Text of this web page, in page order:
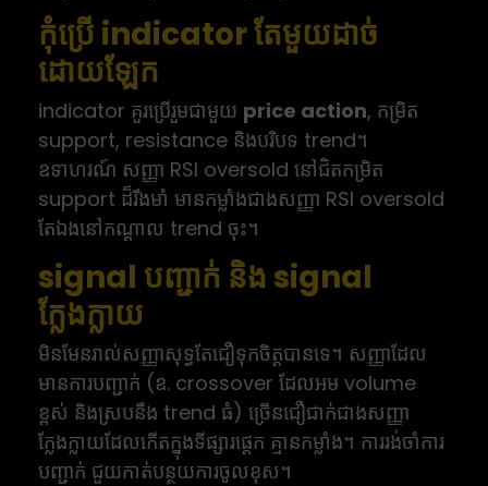
កុំប្រើ indicator តែមួយដាច់
ដោយឡែក
indicator គួរប្រើរួមជាមួយ price action, កម្រិត
support, resistance និងបរិបទ trend។
ឧទាហរណ៍ សញ្ញា RSI oversold នៅជិតកម្រិត
support ដ៏រឹងមាំ មានកម្លាំងជាងសញ្ញា RSI oversold
តែឯងនៅកណ្ដាល trend ចុះ។
signal បញ្ជាក់ និង signal
ក្លែងក្លាយ
មិនមែនរាល់សញ្ញាសុទ្ធតែជឿទុកចិត្តបានទេ។ សញ្ញាដែល
មានការបញ្ជាក់ (ឧ. crossover ដែលអម volume
ខ្ពស់ និងស្របនឹង trend ធំ) ច្រើនជឿជាក់ជាងសញ្ញា
ក្លែងក្លាយដែលកើតក្នុងទីផ្សារផ្ដេក គ្មានកម្លាំង។ ការរង់ចាំការ
បញ្ជាក់ ជួយកាត់បន្ថយការចូលខុស។